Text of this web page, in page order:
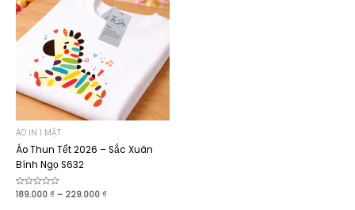
ÁO IN 1 MẶT
Áo Thun Tết 2026 – Sắc Xuân
Bính Ngọ S632
Được
189.000 ₫ – 229.000 ₫